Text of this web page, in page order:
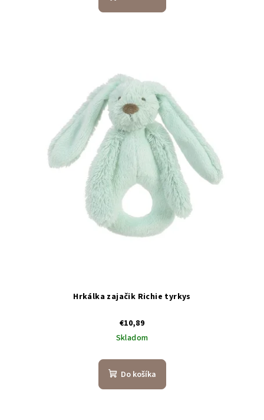
Hrkálka zajačik Richie tyrkys
€10,89
Skladom
Do košíka